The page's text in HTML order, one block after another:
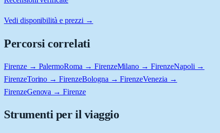
Vedi disponibilità e prezzi →
Percorsi correlati
Firenze → PalermoRoma → FirenzeMilano → FirenzeNapoli →
FirenzeTorino → FirenzeBologna → FirenzeVenezia →
FirenzeGenova → Firenze
Strumenti per il viaggio